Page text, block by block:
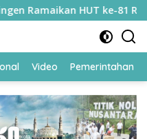
HUT ke-81 RI
Video Pemerintahan